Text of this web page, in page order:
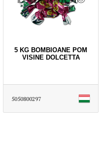
5 KG BOMBIOANE POM
VISINE DOLCETTA
5050800297